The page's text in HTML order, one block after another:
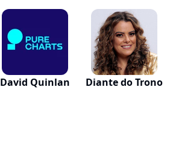
David Quinlan Diante do Trono